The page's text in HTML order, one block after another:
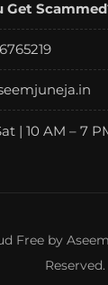
Get
| 10 AM – 7
Free by
Reserved.